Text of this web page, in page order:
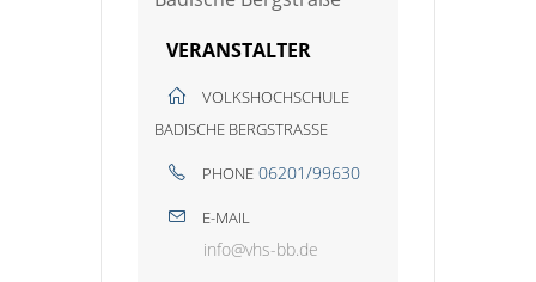
VERANSTALTER
VOLKSHOCHSCHULE
BADISCHE BERGSTRASSE
PHONE 06201/99630
E-MAIL
info@vhs-bb.de